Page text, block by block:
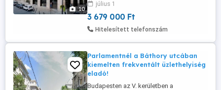
10
lakók kényelméről. A földszinten és az
első emeleten mindemellett ...
július 1
3 679 000 Ft
Hitelesített telefonszám
Parlamentnél a Báthory utcában
kiemelten frekventált üzlethelyiség
eladó!
Budapesten az V. kerületben a